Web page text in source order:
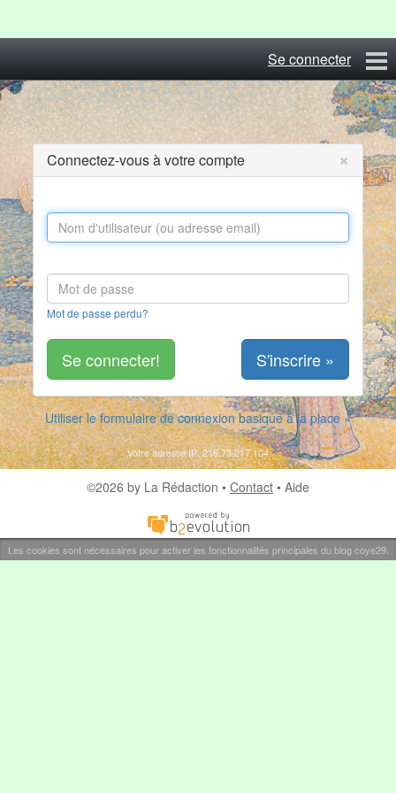
Se connecter
Coye29
Blog
Albums
Photos du Festival
Contact
S'inscrire
Connectez-vous à votre compte ×
Mot de passe perdu?
S'inscrire »
Utiliser le formulaire de connexion basique à la place »
Votre adresse IP: 216.73.217.104
©2026 by La Rédaction • Contact • Aide
Les cookies sont nécessaires pour activer les fonctionnalités principales du blog coye29.